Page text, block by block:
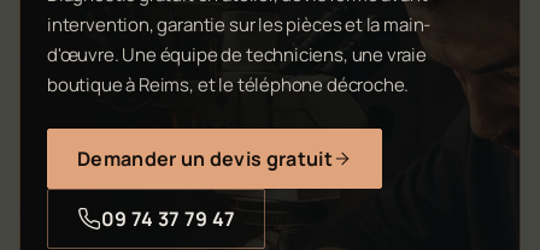
intervention, garantie sur les pièces et la main-
d'œuvre. Une équipe de techniciens, une vraie
boutique à Reims, et le téléphone décroche.
Demander un devis gratuit
09 74 37 79 47